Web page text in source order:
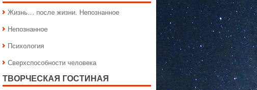
Жизнь… после жизни. Непознанное
Непознанное
Психология
Сверхспособности человека
ТВОРЧЕСКАЯ ГОСТИНАЯ